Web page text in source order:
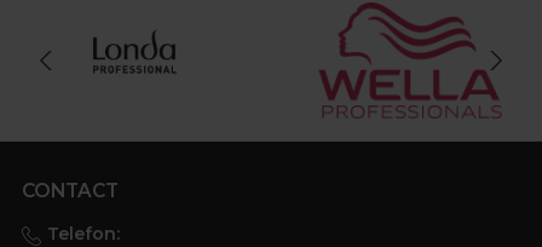
CONTACT
Telefon: